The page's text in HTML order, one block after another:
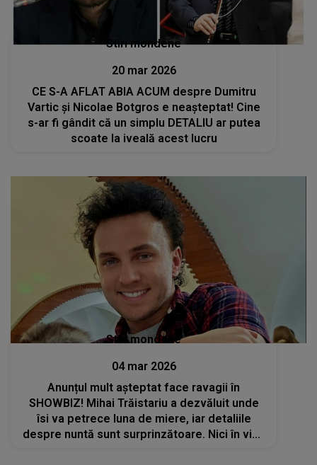
Stiri mondene
20 mar 2026
CE S-A AFLAT ABIA ACUM despre Dumitru
Vartic și Nicolae Botgros e neașteptat! Cine
s-ar fi gândit că un simplu DETALIU ar putea
scoate la iveală acest lucru
Stiri mondene
04 mar 2026
Anunțul mult așteptat face ravagii în
SHOWBIZ! Mihai Trăistariu a dezvăluit unde
îsi va petrece luna de miere, iar detaliile
despre nuntă sunt surprinzătoare. Nici în vise